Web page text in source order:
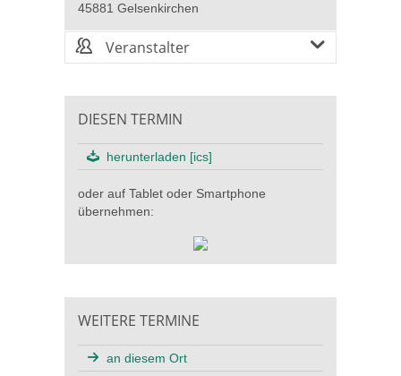
45881 Gelsenkirchen
Veranstalter
DIESEN TERMIN
herunterladen [ics]
oder auf Tablet oder Smartphone
übernehmen:
WEITERE TERMINE
an diesem Ort